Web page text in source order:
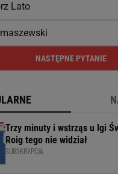
Lato
NASTĘPNE PYTANIE
Trzy minuty i wstrząs u Igi
Roig tego nie widział
SUBSKRYPCJA